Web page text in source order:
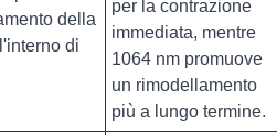
della
di
per la contrazione
immediata, mentre
1064 nm promuove
un rimodellamento
più a lungo termine.